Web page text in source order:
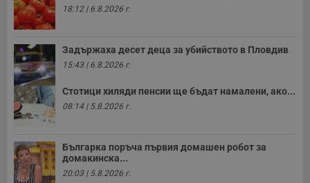
18:12 | 6.8.2026 г.
Задържаха десет деца за убийството в Пловдив
15:43 | 6.8.2026 г.
Стотици хиляди пенсии ще бъдат намалени, ако...
08:14 | 5.8.2026 г.
Българка поръча първия домашен робот за
домакинска...
20:03 | 5.8.2026 г.